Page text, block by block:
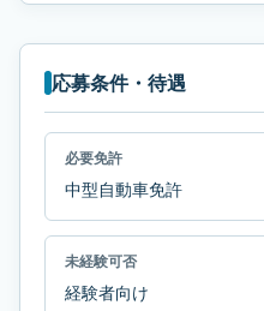
応募条件・待遇
必要免許
中型自動車免許
未経験可否
経験者向け